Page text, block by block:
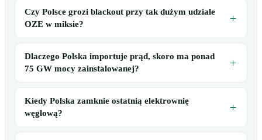
Czy Polsce grozi blackout przy tak dużym udziale
OZE w miksie?
Dlaczego Polska importuje prąd, skoro ma ponad
75 GW mocy zainstalowanej?
Kiedy Polska zamknie ostatnią elektrownię
węglową?